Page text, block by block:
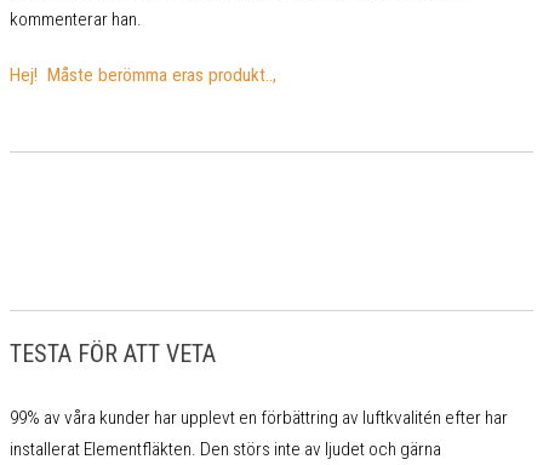
kommenterar han.
Hej! Måste berömma eras produkt..,
TESTA FÖR ATT VETA
99% av våra kunder har upplevt en förbättring av luftkvalitén efter har
installerat Elementfläkten. Den störs inte av ljudet och gärna